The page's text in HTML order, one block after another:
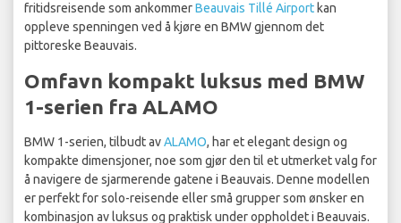
fritidsreisende som ankommerBeauvais Tillé Airport kan
oppleve spenningen ved å kjøre en BMW gjennom det
pittoreske Beauvais.
Omfavn kompakt luksus med BMW
1-serien fra ALAMO
BMW 1-serien, tilbudt avALAMO, har et elegant design og
kompakte dimensjoner, noe som gjør den til et utmerket valg for
å navigere de sjarmerende gatene i Beauvais. Denne modellen
er perfekt for solo-reisende eller små grupper som ønsker en
kombinasjon av luksus og praktisk under oppholdet i Beauvais.